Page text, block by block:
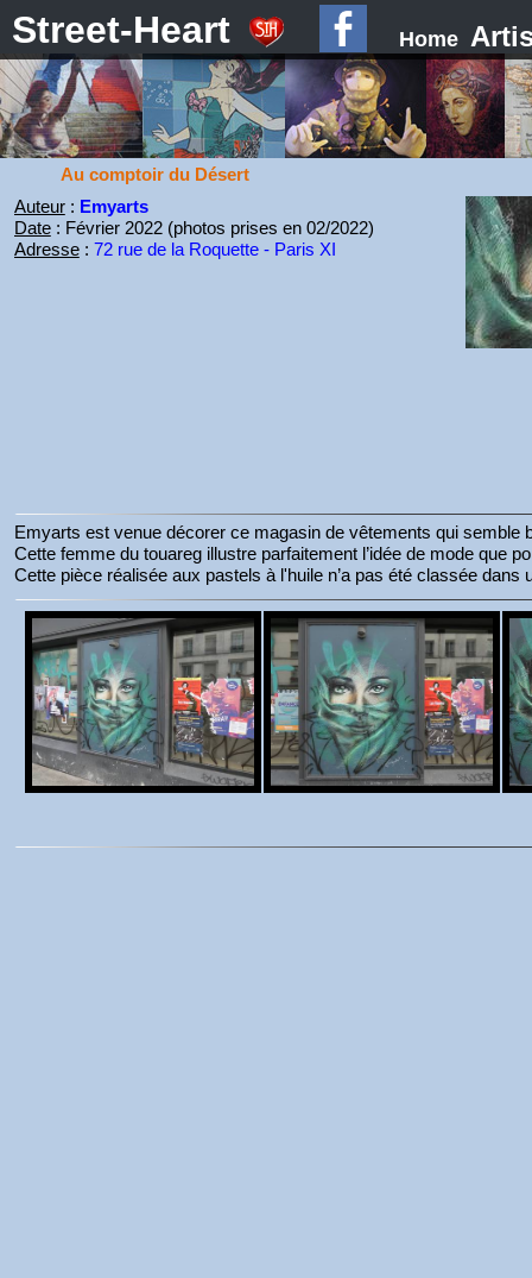
Street-Heart Home
Au comptoir du Désert
Auteur: Emyarts
Date: Février 2022 (photos prises en 02/2022)
Adresse: 72 rue de la Roquette - Paris XI
Emyarts est venue décorer ce magasin de vêtements qui semble
Cette femme du touareg illustre parfaitement l’idée de mode que
Cette pièce réalisée aux pastels à l'huile n’a pas été classée dans